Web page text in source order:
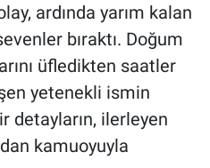
ardında yarım kalan
bıraktı. Doğum
üfledikten saatler
yetenekli ismin
detayların, ilerleyen
kamuoyuyla